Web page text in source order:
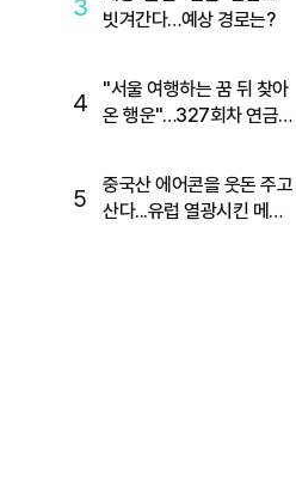
3
빗겨간다…예상 경로는?
4
"서울 여행하는 꿈 뒤 찾아
온 행운"…327회차 연금
5
중국산 에어콘을 웃돈 주고
산다...유럽 열광시킨 메이